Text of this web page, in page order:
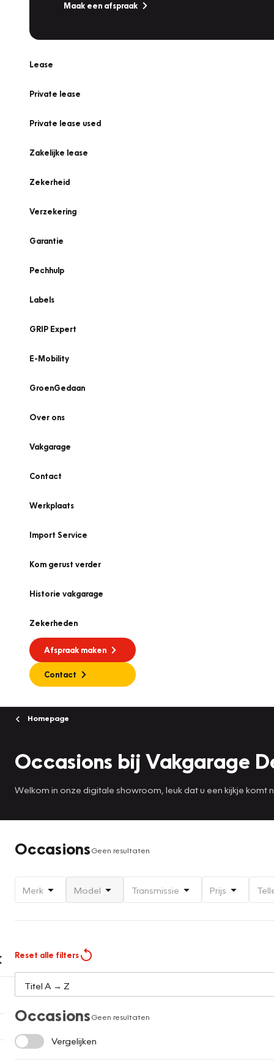
Maak een afspraak
Lease
Private lease
Private lease used
Zakelijke lease
Zekerheid
Verzekering
Garantie
Pechhulp
Labels
GRIP Expert
E-Mobility
GroenGedaan
Over ons
Vakgarage
Contact
Werkplaats
Import Service
Kom gerust verder
Historie vakgarage
Zekerheden
Afspraak maken
Contact
Homepage
Occasions bij Vakgarage
Welkom in onze digitale showroom, leuk dat u een kijkje komt
OccasionsGeen resultaten
Merk Model Transmissie Prijs
Reset alle filters
OccasionsGeen resultaten
Vergelijken